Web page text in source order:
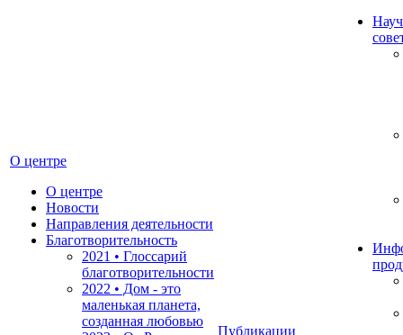
О центре
О центре
Новости
Направления деятельности
Благотворительность
2021 • Глоссарий
благотворительности
2022 • Дом - это
маленькая планета,
созданная любовью
Публикации